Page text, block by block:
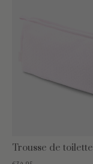
Trousse de toilette